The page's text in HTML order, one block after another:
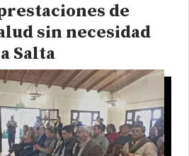
de
sin necesidad
Salta